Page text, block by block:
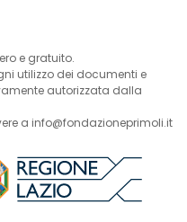
e gratuito.
utilizzo dei documenti e
autorizzata dalla
a info@fondazioneprimoli.it